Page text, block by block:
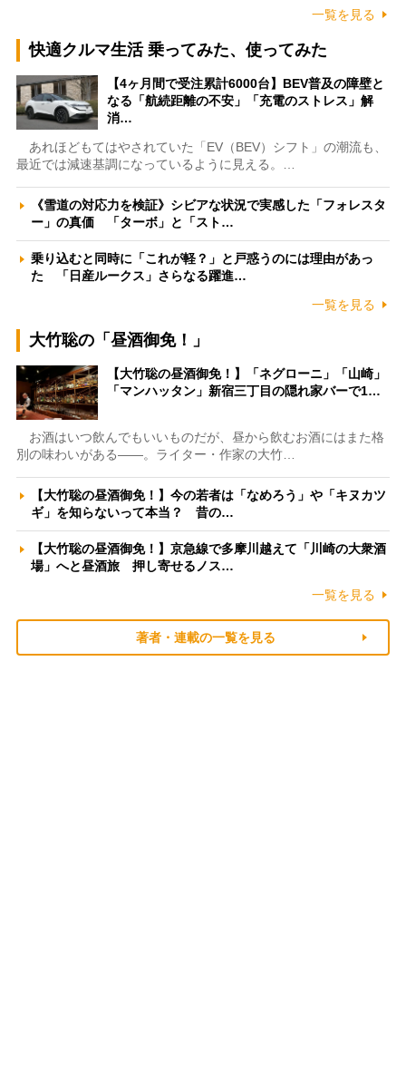
一覧を見る
快適クルマ生活 乗ってみた、使ってみた
【4ヶ月間で受注累計6000台】BEV普及の障壁と
なる「航続距離の不安」「充電のストレス」解
消…
あれほどもてはやされていた「EV（BEV）シフト」の潮流も、
最近では減速基調になっているように見える。…
《雪道の対応力を検証》シビアな状況で実感した「フォレスタ
ー」の真価 「ターボ」と「スト…
乗り込むと同時に「これが軽？」と戸惑うのには理由があっ
た 「日産ルークス」さらなる躍進…
一覧を見る
大竹聡の「昼酒御免！」
【大竹聡の昼酒御免！】「ネグローニ」「山崎」
「マンハッタン」新宿三丁目の隠れ家バーで1…
お酒はいつ飲んでもいいものだが、昼から飲むお酒にはまた格
別の味わいがある――。ライター・作家の大竹…
【大竹聡の昼酒御免！】今の若者は「なめろう」や「キヌカツ
ギ」を知らないって本当？ 昔の…
【大竹聡の昼酒御免！】京急線で多摩川越えて「川崎の大衆酒
場」へと昼酒旅 押し寄せるノス…
一覧を見る
著者・連載の一覧を見る